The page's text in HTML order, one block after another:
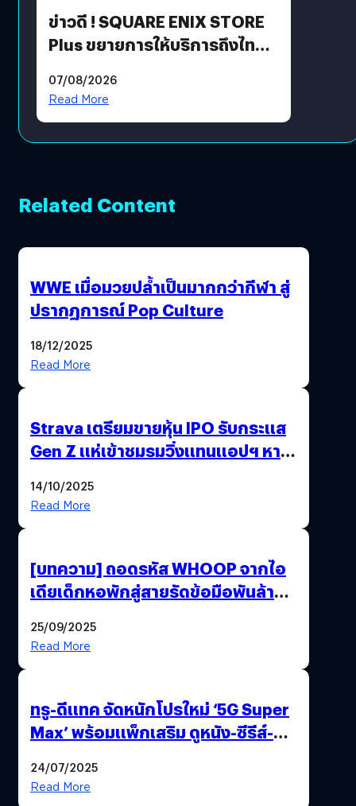
ข่าวดี ! SQUARE ENIX STORE
Plus ขยายการให้บริการถึงไทย
โดยตรง
07/08/2026
Read More
Related Content
WWE เมื่อมวยปล้ำเป็นมากกว่ากีฬา สู่
ปรากฏการณ์ Pop Culture
18/12/2025
Read More
Strava เตรียมขายหุ้น IPO รับกระแส
Gen Z แห่เข้าชมรมวิ่งแทนแอปฯ หาคู่
14/10/2025
Read More
[บทความ] ถอดรหัส WHOOP จากไอ
เดียเด็กหอพักสู่สายรัดข้อมือพันล้านที่
25/09/2025
Read More
ทรู-ดีแทค จัดหนักโปรใหม่ ‘5G Super
Max’ พร้อมแพ็กเสริม ดูหนัง-ซีรีส์-
24/07/2025
Read More